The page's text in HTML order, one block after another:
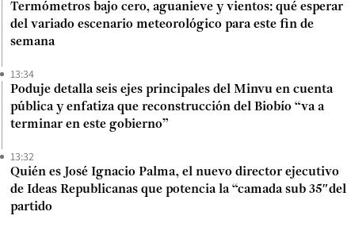
Termómetros bajo cero, aguanieve y vientos: qué esperar
del variado escenario meteorológico para este fin de
semana
13:34
Poduje detalla seis ejes principales del Minvu en cuenta
pública y enfatiza que reconstrucción del Biobío “va a
terminar en este gobierno”
13:32
Quién es José Ignacio Palma, el nuevo director ejecutivo
de Ideas Republicanas que potencia la “camada sub 35″del
partido